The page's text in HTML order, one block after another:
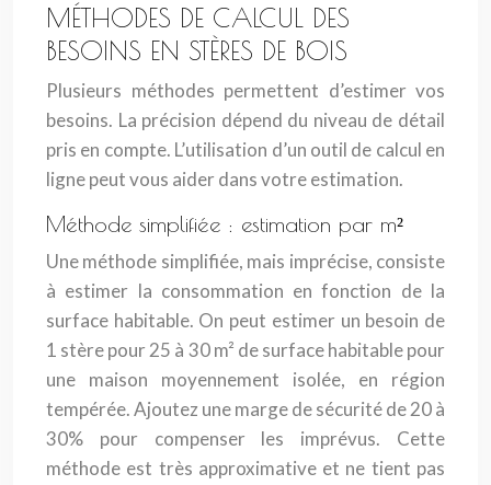
MÉTHODES DE CALCUL DES
BESOINS EN STÈRES DE BOIS
Plusieurs méthodes permettent d’estimer vos
besoins. La précision dépend du niveau de détail
pris en compte. L’utilisation d’un outil de calcul en
ligne peut vous aider dans votre estimation.
Méthode simplifiée : estimation par m²
Une méthode simplifiée, mais imprécise, consiste
à estimer la consommation en fonction de la
surface habitable. On peut estimer un besoin de
1 stère pour 25 à 30 m² de surface habitable pour
une maison moyennement isolée, en région
tempérée. Ajoutez une marge de sécurité de 20 à
30% pour compenser les imprévus. Cette
méthode est très approximative et ne tient pas